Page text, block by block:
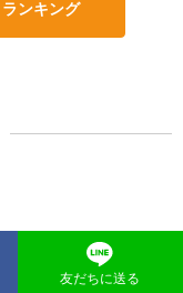
ンキング
友だちに送る